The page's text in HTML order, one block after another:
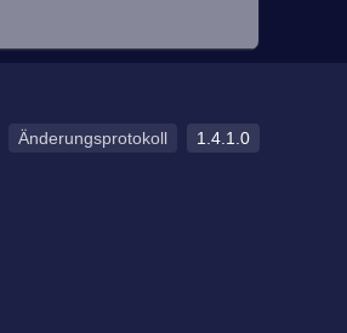
Änderungsprotokoll 1.4.1.0